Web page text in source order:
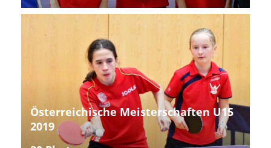
Österreichische Meisterschaften U15
2019